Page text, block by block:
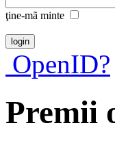
ţine-mã minte
OpenID?
Premii